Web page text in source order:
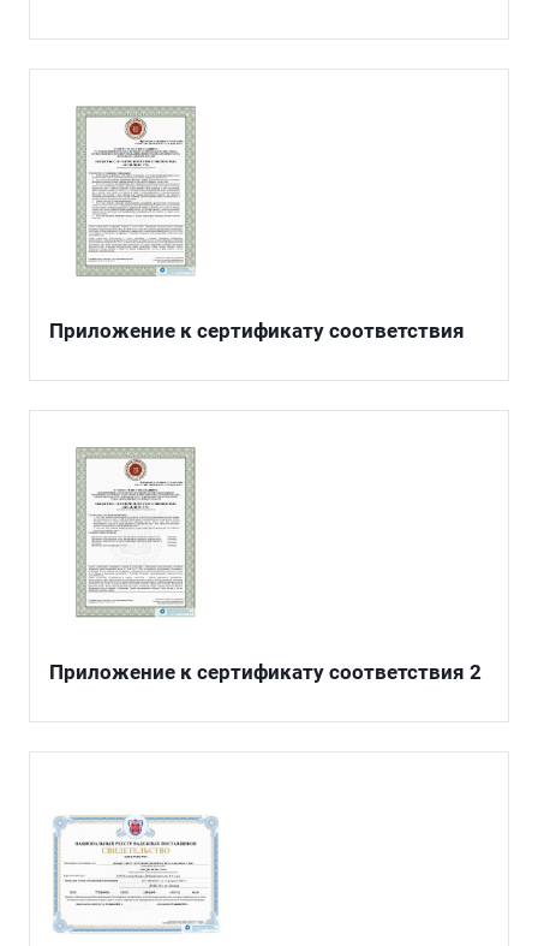
Приложение к сертификату соответствия
Приложение к сертификату соответствия 2